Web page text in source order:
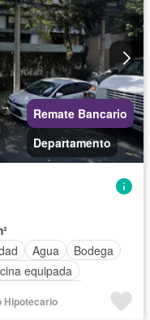
Remate Bancario
Departamento
Agua
Bodega
equipada
Jacuzzi
Hipotecario